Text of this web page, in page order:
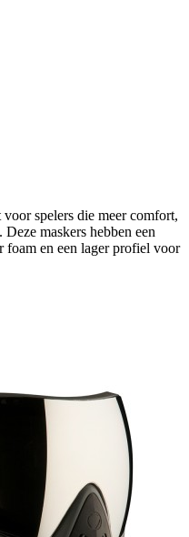
spelers die meer comfort,
maskers hebben een
foam en een lager profiel voor